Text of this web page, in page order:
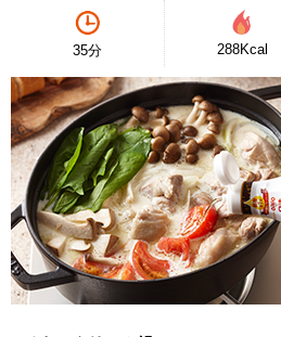
35分 288Kcal